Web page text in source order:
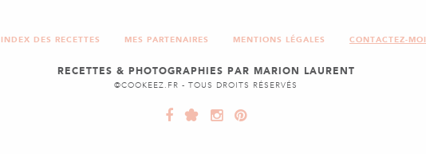
INDEX DES RECETTES MES PARTENAIRES MENTIONS LÉGALES CONTACTEZ-MOI
RECETTES & PHOTOGRAPHIES PAR MARION LAURENT
©COOKEEZ.FR - TOUS DROITS RÉSERVÉS